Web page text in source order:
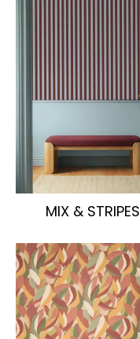
MIX & STRIPES